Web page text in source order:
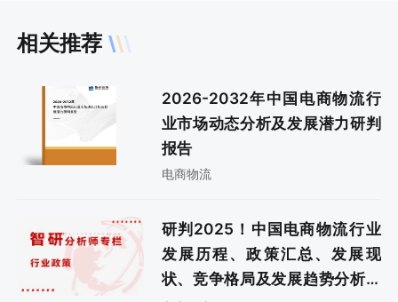
相关推荐
2026-2032年中国电商物流行
业市场动态分析及发展潜力研判
报告
电商物流
研判2025！中国电商物流‌行业
发展历程、政策汇总、发展现
状、竞争格局及发展趋势分析：